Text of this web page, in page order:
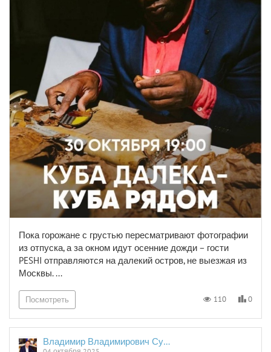
Пока горожане с грустью пересматривают фотографии
из отпуска, а за окном идут осенние дожди – гости
PESHI отправляются на далекий остров, не выезжая из
Москвы. ...
Посмотреть 110 0
Владимир Владимирович Сушков